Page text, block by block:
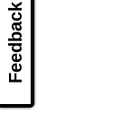
Feedback